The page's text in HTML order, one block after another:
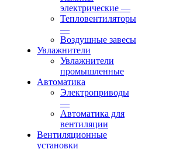
электрические —
Тепловентиляторы
—
Воздушные завесы
Увлажнители
Увлажнители
промышленные
Автоматика
Электроприводы
—
Автоматика для
вентиляции
Вентиляционные
установки